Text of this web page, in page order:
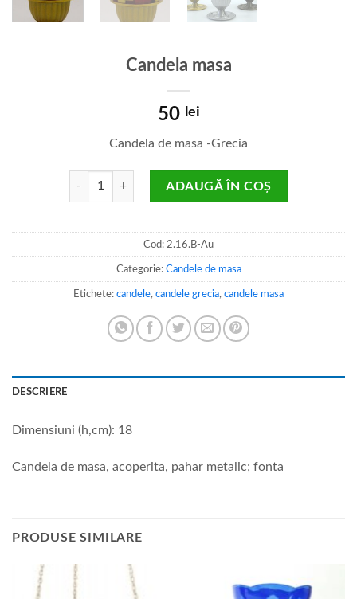
Candela masa
50 lei
Candela de masa -Grecia
Cantitate Candela masa
ADAUGĂ ÎN COȘ
Cod: 2.16.B-Au
Categorie: Candele de masa
Etichete: candele, candele grecia, candele masa
DESCRIERE
Dimensiuni (h,cm): 18
Candela de masa, acoperita, pahar metalic; fonta
PRODUSE SIMILARE